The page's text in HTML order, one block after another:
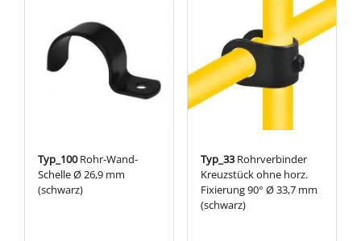
Typ_100Rohr-Wand-
Schelle Ø 26,9 mm
(schwarz)
Typ_33Rohrverbinder
Kreuzstück ohne horz.
Fixierung 90° Ø 33,7 mm
(schwarz)